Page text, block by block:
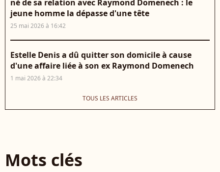
né de sa relation avec Raymond Domenech : le
jeune homme la dépasse d'une tête
25 mai 2026 à 16:42
Estelle Denis a dû quitter son domicile à cause
d'une affaire liée à son ex Raymond Domenech
1 mai 2026 à 22:34
TOUS LES ARTICLES
Mots clés